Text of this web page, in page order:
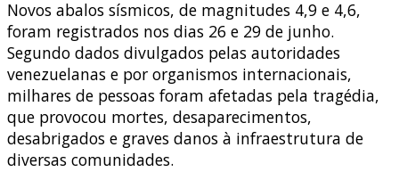
Novos abalos sísmicos, de magnitudes 4,9 e 4,6,
foram registrados nos dias 26 e 29 de junho.
Segundo dados divulgados pelas autoridades
venezuelanas e por organismos internacionais,
milhares de pessoas foram afetadas pela tragédia,
que provocou mortes, desaparecimentos,
desabrigados e graves danos à infraestrutura de
diversas comunidades.